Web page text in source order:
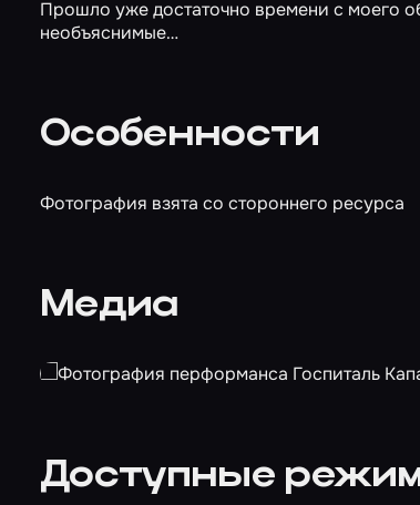
Прошло уже достаточно времени с моего
необъяснимые…
Особенности
Фотография взята со стороннего ресурса
Медиа
Доступные